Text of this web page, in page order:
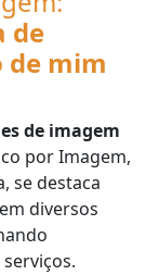
de
de mim
de imagem
por Imagem,
se destaca
diversos